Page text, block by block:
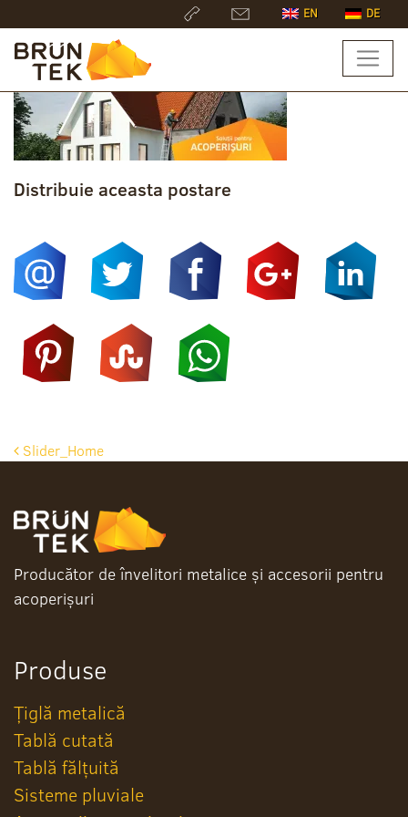
EN DE
Distribuie aceasta postare
Post
Slider_Home
Producător de învelitori metalice și accesorii pentru
acoperișuri
Produse
Țiglă metalică
Tablă cutată
Tablă fălțuită
Sisteme pluviale